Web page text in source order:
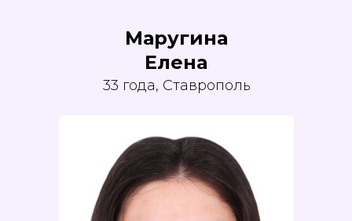
Маругина
Елена
33 года, Ставрополь